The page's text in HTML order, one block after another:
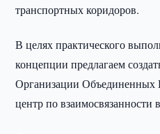
транспортных коридоров.
В целях практического
концепции предлагаем
Организации
центр по взаимосвязанности